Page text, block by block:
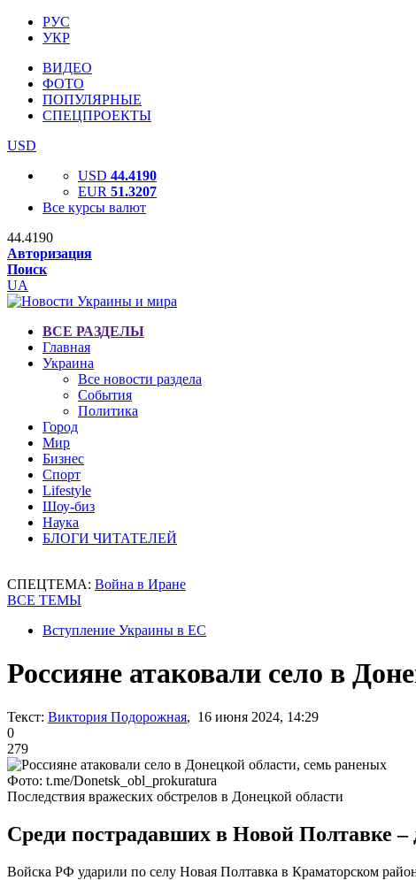
РУС
УКР
ВИДЕО
ФОТО
ПОПУЛЯРНЫЕ
СПЕЦПРОЕКТЫ
USD
USD 44.4190
EUR 51.3207
Все курсы валют
44.4190
Авторизация
Поиск
UA
ВСЕ РАЗДЕЛЫ
Главная
Украина
Все новости раздела
События
Политика
Город
Мир
Бизнес
Спорт
Lifestyle
Шоу-биз
Наука
БЛОГИ ЧИТАТЕЛЕЙ
СПЕЦТЕМА: Война в Иране
ВСЕ ТЕМЫ
Вступление Украины в ЕС
Россияне атаковали село в
Текст: Виктория Подорожная, 16 июня 2024, 14:29
0
279
Фото: t.me/Donetsk_obl_prokuratura
Последствия вражеских обстрелов в Донецкой области
Среди пострадавших в Новой Полтавке –
Войска РФ ударили по селу Новая Полтавка в Краматорском